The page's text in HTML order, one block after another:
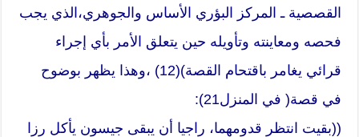
القصصية ـ المركز البؤري الأساس والجوهري،الذي يجب
فحصه ومعاينته وتأويله حين يتعلق الأمر بأي إجراء
قرائي يغامر باقتحام القصة)(12) ،وهذا يظهر بوضوح
في قصة( في المنزل21):
((بقيت انتظر قدومهما، راجيا أن يبقى جيسون يأكل رزا